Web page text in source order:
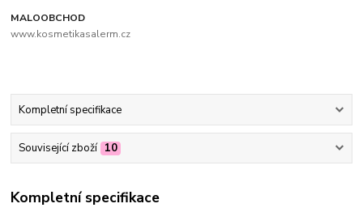
MALOOBCHOD
www.kosmetikasalerm.cz
Kompletní specifikace
Související zboží 10
Kompletní specifikace